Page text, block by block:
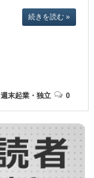
続きを読む »
週末起業・独立 0